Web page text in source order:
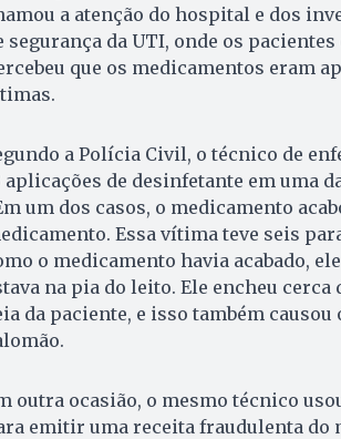
a atenção do hospital e dos
segurança da UTI, onde os
que os medicamentos eram
a Polícia Civil, o técnico de
aplicações de desinfetante em uma
um dos casos, o medicamento
Essa vítima teve seis
o medicamento havia acabado,
na pia do leito. Ele encheu
da paciente, e isso também
outra ocasião, o mesmo técnico
emitir uma receita fraudulenta do